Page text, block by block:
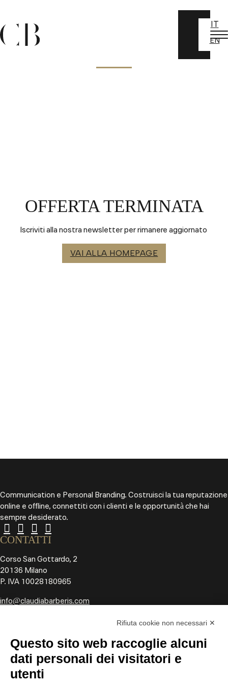
IT
EN
OFFERTA TERMINATA
Iscriviti alla nostra newsletter per rimanere aggiornato
VAI ALLA HOMEPAGE
Communication e Personal Branding. Costruisci la tua reputazione
online e offline, connettiti con i clienti e le opportunità che hai
sempre desiderato.
CONTATTI
Corso San Gottardo, 2
20136 Milano
P. IVA 10028180965
info@claudiabarberis.com
CHI SONO
SERVIZI PERSONE
SERVIZI AZIENDE
CORSI ONLINE
Rifiuta cookie non necessari ✕
Questo sito web raccoglie alcuni
dati personali dei visitatori e
utenti